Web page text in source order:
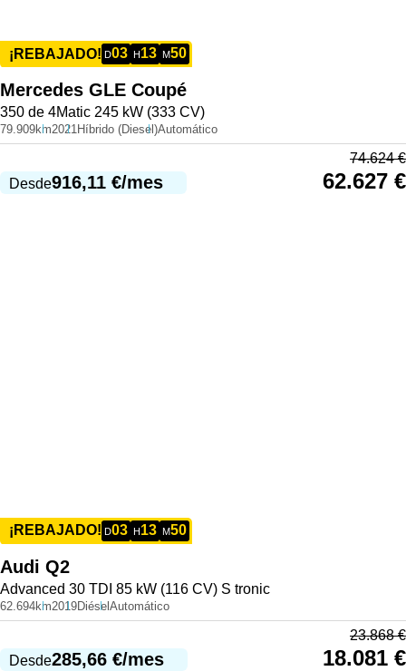
¡REBAJADO! D03 H 13 M50
Mercedes GLE Coupé
350 de 4Matic 245 kW (333 CV)
79.909km2021Híbrido (Diesel)Automático
Desde916,11 €/mes
74.624€
62.627 €
¡REBAJADO! D03 H13 M50
Audi Q2
Advanced 30 TDI 85 kW (116 CV) S tronic
62.694km2019Diésel Automático
Desde285,66 €/mes
23.868€
18.081 €